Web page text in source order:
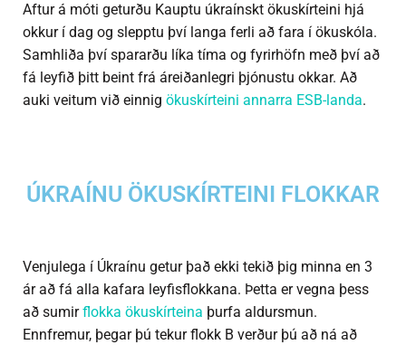
Aftur á móti geturðu Kauptu úkraínskt ökuskírteini hjá
okkur í dag og slepptu því langa ferli að fara í ökuskóla.
Samhliða því spararðu líka tíma og fyrirhöfn með því að
fá leyfið þitt beint frá áreiðanlegri þjónustu okkar. Að
auki veitum við einnig ökuskírteini annarra ESB-landa.
ÚKRAÍNU ÖKUSKÍRTEINI FLOKKAR
Venjulega í Úkraínu getur það ekki tekið þig minna en 3
ár að fá alla kafara leyfisflokkana. Þetta er vegna þess
að sumirflokka ökuskírteina þurfa aldursmun.
Ennfremur, þegar þú tekur flokk B verður þú að ná að